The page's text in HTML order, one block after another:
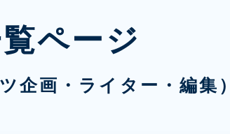
ページ
企画・ライター・編集）